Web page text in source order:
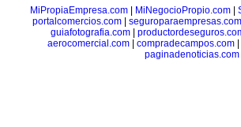
MiPropiaEmpresa.com
MiNegocioPropio.com
portalcomercios.com| seguroparaempresas.com
guiafotografia.com
aerocomercial.com| compradecampos.com|
paginadenoticias.com